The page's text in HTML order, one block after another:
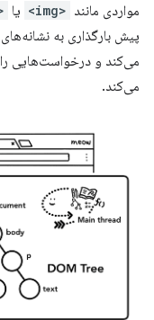
مواردی مانند <img> یا
می‌کند و درخواست‌هایی را
می‌کند.